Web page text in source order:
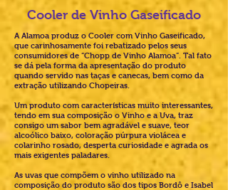
Cooler de Vinho Gaseificado
A Alamoa produz o Cooler com Vinho Gaseificado,
que carinhosamente foi rebatizado pelos seus
consumidores de “Chopp de Vinho Alamoa”. Tal fato
se dá pela forma da apresentação do produto
quando servido nas taças e canecas, bem como da
extração utilizando Chopeiras.
Um produto com características muito interessantes,
tendo em sua composição o Vinho e a Uva, traz
consigo um sabor bem agradável e suave, teor
alcoólico baixo, coloração púrpura violácea e
colarinho rosado, desperta curiosidade e agrada os
mais exigentes paladares.
​As uvas que compõem o vinho utilizado na
composição do produto são dos tipos Bordô e Isabel